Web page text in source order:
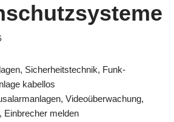
Sicherheitstechnik, Funk-
kabellos
Videoüberwachung,
Einbrecher melden